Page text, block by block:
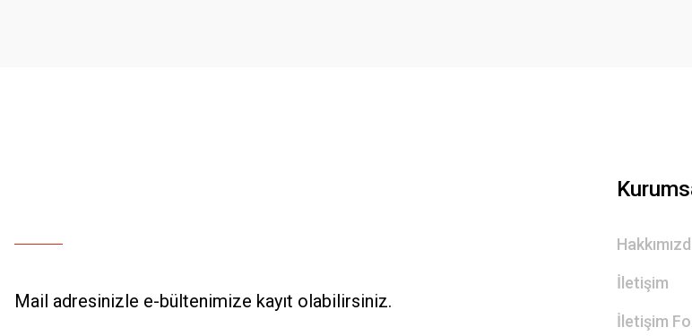
Mail adresinizle e-bültenimize kayıt olabilirsiniz.
İletişim
İletişim